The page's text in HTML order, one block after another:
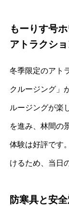
もーりす号
アトラクシ
冬季限定のアト
クルージング」
ルージングが楽
を進み、林間の
体験は好評です
けるため、当日
防寒具と安